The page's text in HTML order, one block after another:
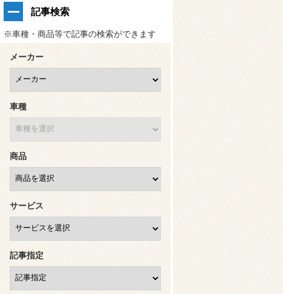
記事検索
※車種・商品等で記事の検索ができます
メーカー
車種
商品
サービス
記事指定